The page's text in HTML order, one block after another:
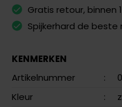
Gratis retour, binnen
Spijkerhard de beste
KENMERKEN
Artikelnummer
:
Kleur
: